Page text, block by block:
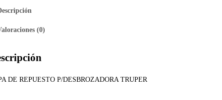
(0)
DE REPUESTO P/DESBROZADORA TRUPER